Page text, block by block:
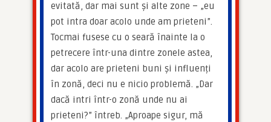
evitată, dar mai sunt și alte zone – „eu
pot intra doar acolo unde am prieteni”.
Tocmai fusese cu o seară înainte la o
petrecere într-una dintre zonele astea,
dar acolo are prieteni buni și influenți
în zonă, deci nu e nicio problemă. „Dar
dacă intri într-o zonă unde nu ai
prieteni?” întreb. „Aproape sigur, mă